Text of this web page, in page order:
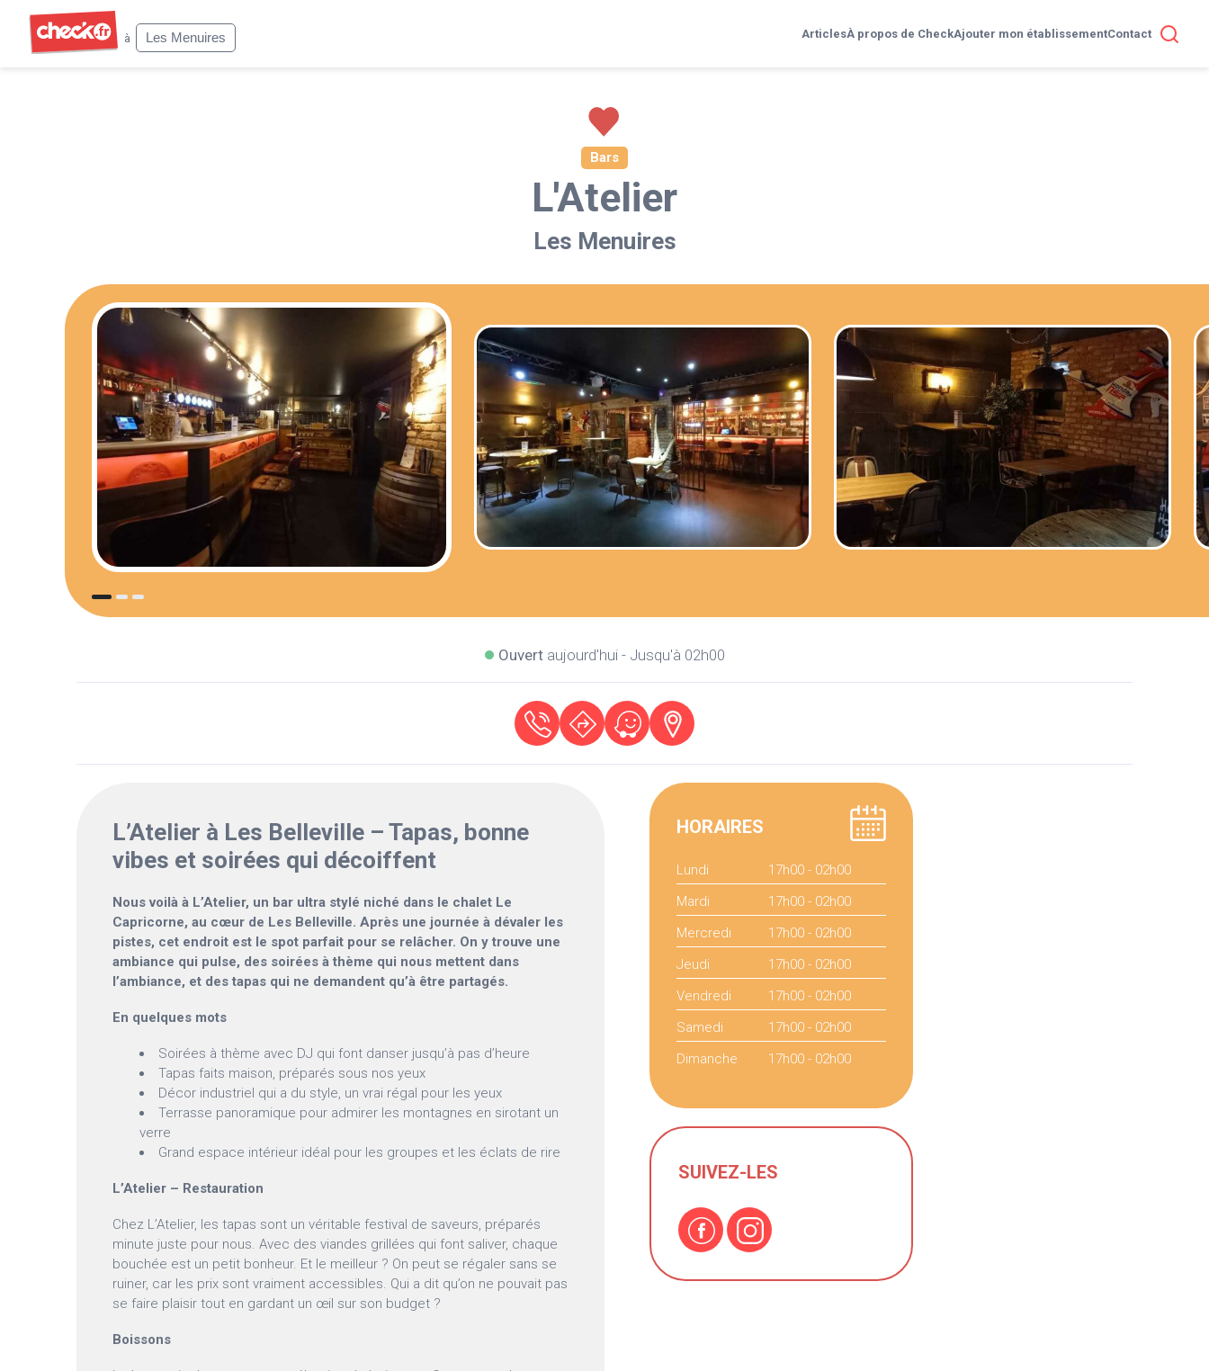
à
Les Menuires ArticlesÀ propos de CheckAjouter mon établissementContact
Bars
L'Atelier
Les Menuires
Ouvertaujourd'hui - Jusqu'à 02h00
L’Atelier à Les Belleville – Tapas, bonne
vibes et soirées qui décoiffent
Nous voilà à L’Atelier, un bar ultra stylé niché dans le chalet Le
Capricorne, au cœur de Les Belleville. Après une journée à dévaler les
pistes, cet endroit est le spot parfait pour se relâcher. On y trouve une
ambiance qui pulse, des soirées à thème qui nous mettent dans
l’ambiance, et des tapas qui ne demandent qu’à être partagés.
En quelques mots
Soirées à thème avec DJ qui font danser jusqu’à pas d’heure
Tapas faits maison, préparés sous nos yeux
Décor industriel qui a du style, un vrai régal pour les yeux
Terrasse panoramique pour admirer les montagnes en sirotant un
verre
Grand espace intérieur idéal pour les groupes et les éclats de rire
L’Atelier – Restauration
Chez L’Atelier, les tapas sont un véritable festival de saveurs, préparés
minute juste pour nous. Avec des viandes grillées qui font saliver, chaque
bouchée est un petit bonheur. Et le meilleur ? On peut se régaler sans se
ruiner, car les prix sont vraiment accessibles. Qui a dit qu’on ne pouvait pas
se faire plaisir tout en gardant un œil sur son budget ?
Boissons
HORAIRES
Lundi
17h00 - 02h00
Mardi
17h00 - 02h00
Mercredi
17h00 - 02h00
Jeudi
17h00 - 02h00
Vendredi
17h00 - 02h00
Samedi
17h00 - 02h00
Dimanche
17h00 - 02h00
SUIVEZ-LES